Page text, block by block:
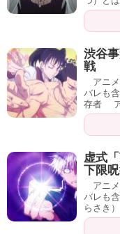
渋谷
戦
アニメ
バレも
存者
虚式
下限
アニメ
バレも
らさき